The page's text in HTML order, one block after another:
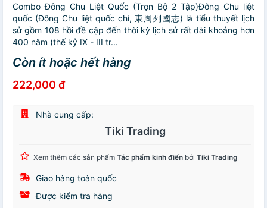
Combo Đông Chu Liệt Quốc (Trọn Bộ 2 Tập)Đông Chu liệt
quốc (Đông Chu liệt quốc chí, 東周列國志) là tiểu thuyết lịch
sử gồm 108 hồi đề cập đến thời kỳ lịch sử rất dài khoảng hơn
400 năm (thế kỷ IX - III tr...
Còn ít hoặc hết hàng
222,000 đ
Nhà cung cấp:
Tiki Trading
Xem thêm các sản phẩm Tác phẩm kinh điển bởi Tiki Trading
Giao hàng toàn quốc
Được kiểm tra hàng